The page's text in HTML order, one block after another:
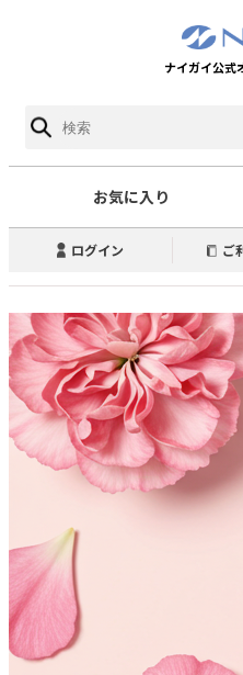
ナイガイ公式
お気に入り
ログイン ご